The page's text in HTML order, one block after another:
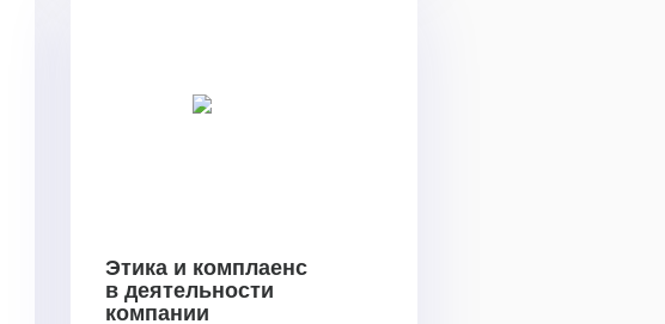
Этика и комплаенс
в деятельности
компании